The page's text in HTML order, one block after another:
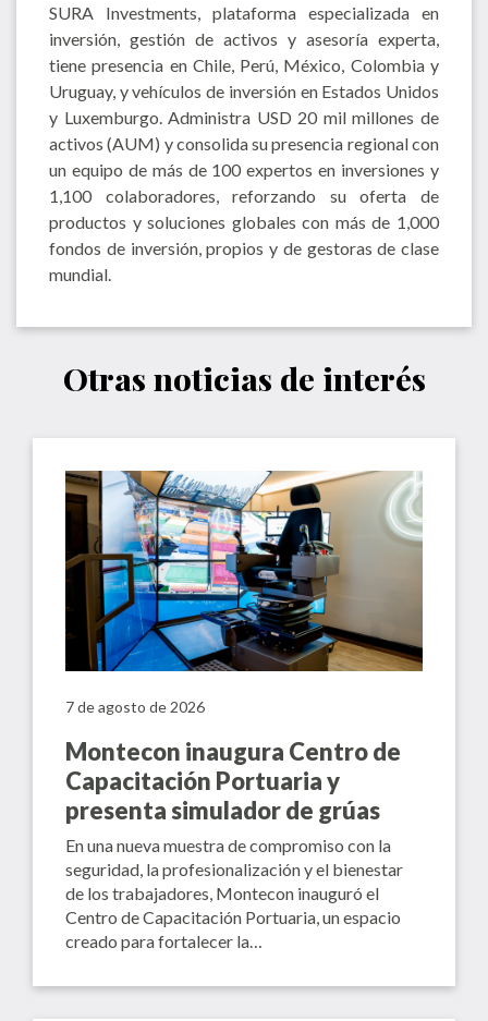
SURA Investments, plataforma especializada en
inversión, gestión de activos y asesoría experta,
tiene presencia en Chile, Perú, México, Colombia y
Uruguay, y vehículos de inversión en Estados Unidos
y Luxemburgo. Administra USD 20 mil millones de
activos (AUM) y consolida su presencia regional con
un equipo de más de 100 expertos en inversiones y
1,100 colaboradores, reforzando su oferta de
productos y soluciones globales con más de 1,000
fondos de inversión, propios y de gestoras de clase
mundial.
Otras noticias de interés
7 de agosto de 2026
Montecon inaugura Centro de
Capacitación Portuaria y
presenta simulador de grúas
En una nueva muestra de compromiso con la
seguridad, la profesionalización y el bienestar
de los trabajadores, Montecon inauguró el
Centro de Capacitación Portuaria, un espacio
creado para fortalecer la…